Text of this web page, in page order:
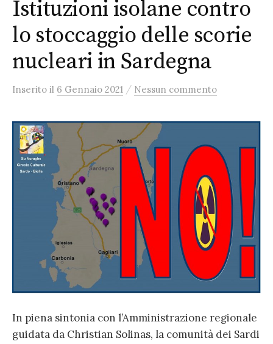
Istituzioni isolane contro
lo stoccaggio delle scorie
nucleari in Sardegna
Inserito il 6 Gennaio 2021 / Nessun commento
In piena sintonia con l’Amministrazione regionale
guidata da Christian Solinas, la comunità dei Sardi